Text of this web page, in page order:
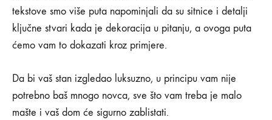
izgleda
kao
salon
namještaja
tekstove smo više puta napominjali da su sitnice i detalji
ključne stvari kada je dekoracija u pitanju, a ovoga puta
ćemo vam to dokazati kroz primjere.
Da bi vaš stan izgledao luksuzno, u principu vam nije
potrebno baš mnogo novca, sve što vam treba je malo
mašte i vaš dom će sigurno zablistati.